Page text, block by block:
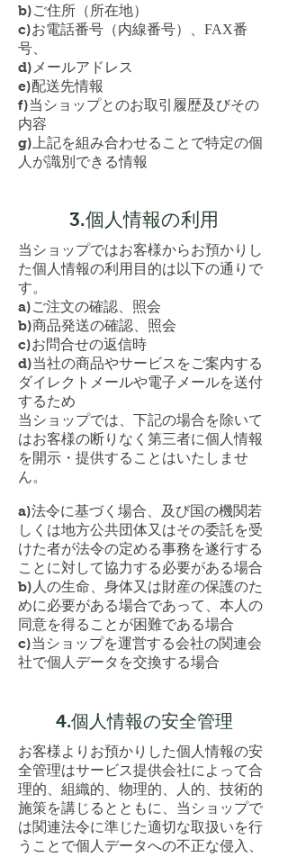
b)ご住所（所在地）
c)お電話番号（内線番号）、 FAX番
号、
d)メールアドレス
e)配送先情報
f)当ショップとのお取引履歴及びその
内容
g)上記を組み合わせることで特定の個
人が識別できる情報
3.個人情報の利用
当ショップではお客様からお預かりし
た個人情報の利用目的は以下の通りで
す。
a)ご注文の確認、照会
b)商品発送の確認、照会
c)お問合せの返信時
d)当社の商品やサービスをご案内する
ダイレクトメールや電子メールを送付
するため
当ショップでは、下記の場合を除いて
はお客様の断りなく第三者に個人情報
を開示・提供することはいたしませ
ん。
a)法令に基づく場合、及び国の機関若
しくは地方公共団体又はその委託を受
けた者が法令の定める事務を遂行する
ことに対して協力する必要がある場合
b)人の生命、身体又は財産の保護のた
めに必要がある場合であって、本人の
同意を得ることが困難である場合
c)当ショップを運営する会社の関連会
社で個人データを交換する場合
4.個人情報の安全管理
お客様よりお預かりした個人情報の安
全管理はサービス提供会社によって合
理的、組織的、物理的、人的、技術的
施策を講じるとともに、当ショップで
は関連法令に準じた適切な取扱いを行
うことで個人データへの不正な侵入、